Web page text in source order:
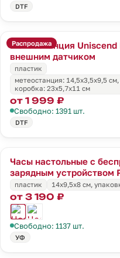
DTF
Распродажа
Метеостанция
внешним датчиком
пластик
метеостанция: 14,5х3,5х9,5
коробка: 23х5,7х11 см
от 1 999 ₽
Свободно: 1391 шт.
DTF
Часы настольные с
зарядным устройством
пластик 14x9,5x8 см,
от 3 190 ₽
Свободно: 1137 шт.
УФ